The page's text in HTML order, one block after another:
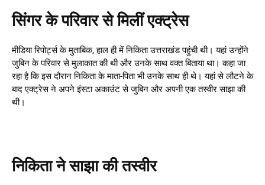
सिंगर के परिवार से मिलीं एक्ट्रेस
मीडिया रिपोर्ट्स के मुताबिक, हाल ही में निकिता उत्तराखंड पहुंची थी। यहां उन्होंने
जुबिन के परिवार से मुलाकात की थी और उनके साथ वक्त बिताया था। कहा जा
रहा है कि इस दौरान निकिता के माता-पिता भी उनके साथ ही थे। यहां से लौटने के
बाद एक्ट्रेस ने अपने इंस्टा अकाउंट से जुबिन और अपनी एक तस्वीर साझा की
थी।
निकिता ने साझा की तस्वीर